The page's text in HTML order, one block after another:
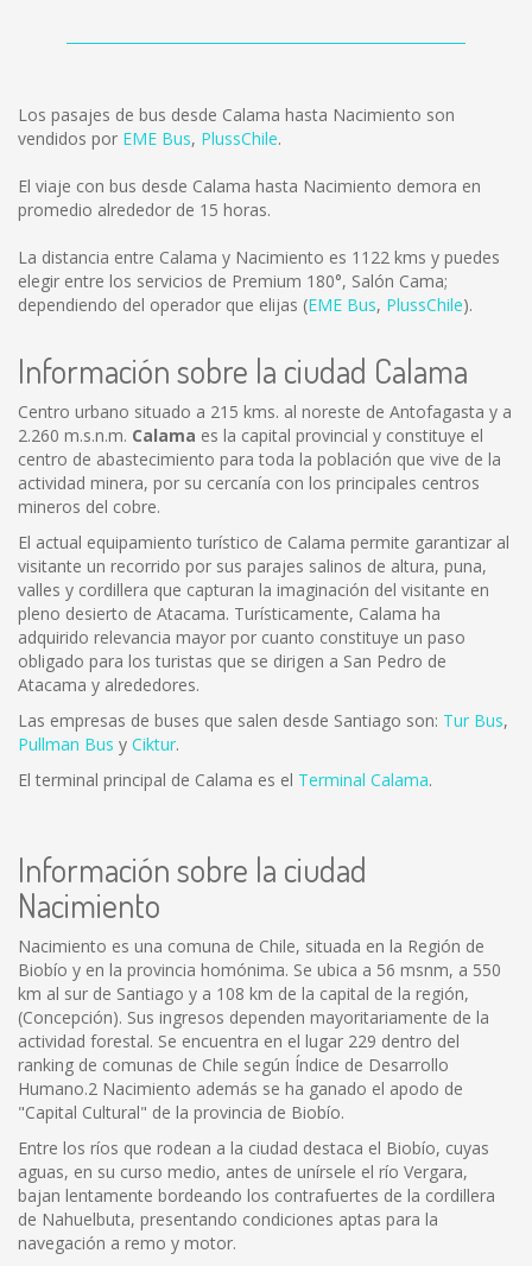
Los pasajes de bus desde Calama hasta Nacimiento son
vendidos por EME Bus, PlussChile.
El viaje con bus desde Calama hasta Nacimiento demora en
promedio alrededor de 15 horas.
La distancia entre Calama y Nacimiento es 1122 kms y puedes
elegir entre los servicios de Premium 180°, Salón Cama;
dependiendo del operador que elijas (EME Bus, PlussChile).
Información sobre la ciudad Calama
Centro urbano situado a 215 kms. al noreste de Antofagasta y a
2.260 m.s.n.m. Calama es la capital provincial y constituye el
centro de abastecimiento para toda la población que vive de la
actividad minera, por su cercanía con los principales centros
mineros del cobre.
El actual equipamiento turístico de Calama permite garantizar al
visitante un recorrido por sus parajes salinos de altura, puna,
valles y cordillera que capturan la imaginación del visitante en
pleno desierto de Atacama. Turísticamente, Calama ha
adquirido relevancia mayor por cuanto constituye un paso
obligado para los turistas que se dirigen a San Pedro de
Atacama y alrededores.
Las empresas de buses que salen desde Santiago son: Tur Bus,
Pullman Bus y Ciktur.
El terminal principal de Calama es el Terminal Calama.
Información sobre la ciudad
Nacimiento
Nacimiento es una comuna de Chile, situada en la Región de
Biobío y en la provincia homónima. Se ubica a 56 msnm, a 550
km al sur de Santiago y a 108 km de la capital de la región,
(Concepción). Sus ingresos dependen mayoritariamente de la
actividad forestal. Se encuentra en el lugar 229 dentro del
ranking de comunas de Chile según Índice de Desarrollo
Humano.2 Nacimiento además se ha ganado el apodo de
"Capital Cultural" de la provincia de Biobío.
Entre los ríos que rodean a la ciudad destaca el Biobío, cuyas
aguas, en su curso medio, antes de unírsele el río Vergara,
bajan lentamente bordeando los contrafuertes de la cordillera
de Nahuelbuta, presentando condiciones aptas para la
navegación a remo y motor.